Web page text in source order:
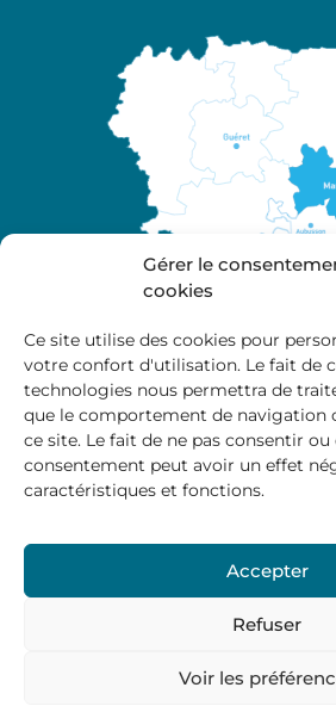
Gérer le
cookies
Ce site utilise des cookies pour
votre confort d'utilisation. Le fait de
technologies nous permettra de
que le comportement de navigation
ce site. Le fait de ne pas consentir
consentement peut avoir un effet
caractéristiques et fonctions.
Accepter
Refuser
Voir les
A propos
Site officiel de la Communauté
Marche et Combraille en Aquitaine
Horaires d’ouverture
9:00 – 12:00
Vendredi: 9:00 –
Mentions Légales–Politique des